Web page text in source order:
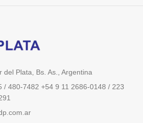
del Plata, Bs. As., Argentina
/ 480-7482 +54 9 11 2686-0148 / 223